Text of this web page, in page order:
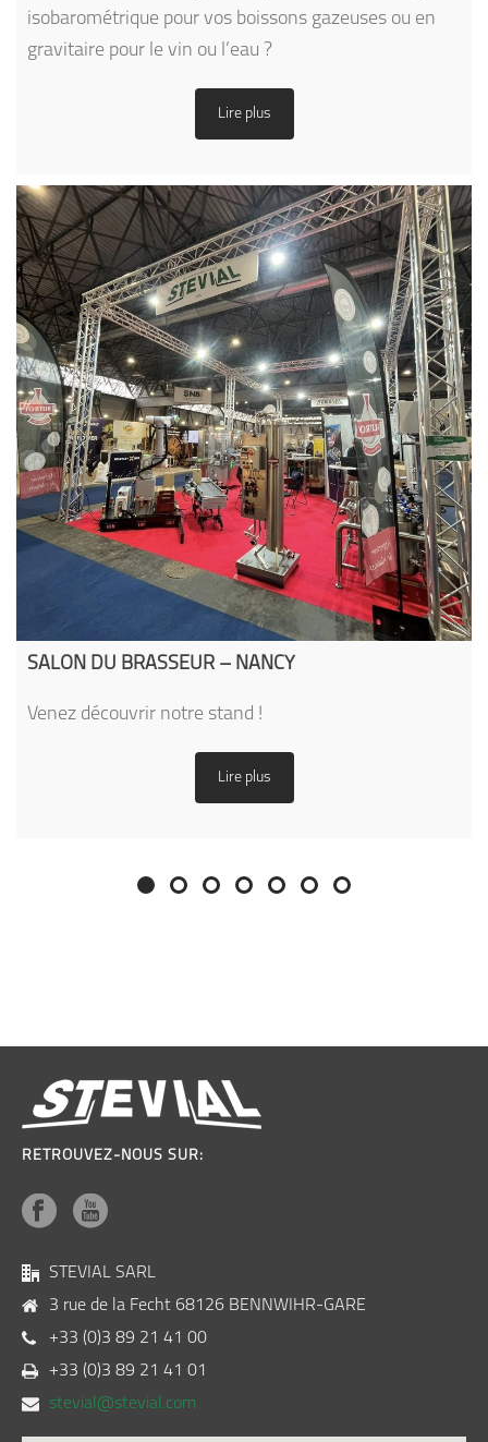
isobarométrique pour vos boissons gazeuses ou en
gravitaire pour le vin ou l’eau ?
Lire plus
SALON DU BRASSEUR – NANCY
Venez découvrir notre stand !
Lire plus
RETROUVEZ-NOUS SUR:
STEVIAL SARL
3 rue de la Fecht 68126 BENNWIHR-GARE
+33 (0)3 89 21 41 00
+33 (0)3 89 21 41 01
stevial@stevial.com